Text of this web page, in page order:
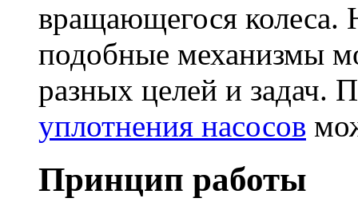
вращающегося колеса.
подобные механизмы
разных целей и задач.
уплотнения насосов
Принцип работы